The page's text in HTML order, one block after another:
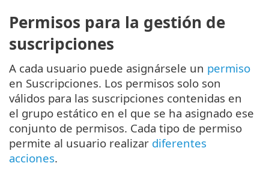
Permisos para la gestión de
suscripciones
A cada usuario puede asignársele un permiso
en Suscripciones. Los permisos solo son
válidos para las suscripciones contenidas en
el grupo estático en el que se ha asignado ese
conjunto de permisos. Cada tipo de permiso
permite al usuario realizar diferentes
acciones.